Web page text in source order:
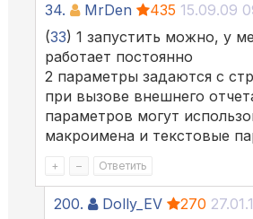
34. MrDen 435 15.09.09
(33) 1 запустить можно, у
работает постоянно
2 параметры задаются с
при вызове внешнего
параметров могут
макроимена и текстовые
+ – Ответить
200. Dolly_EV 270